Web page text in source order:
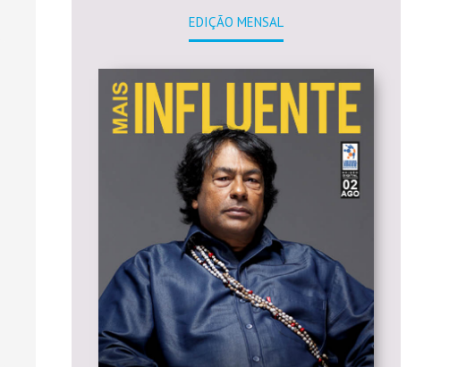
EDIÇÃO MENSAL